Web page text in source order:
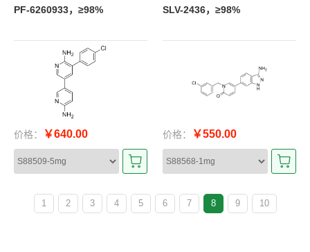
PF-6260933，≥98%
价格： ￥640.00
SLV-2436，≥98%
价格： ￥550.00
1 2 3 4 5 6 7 8 9 10